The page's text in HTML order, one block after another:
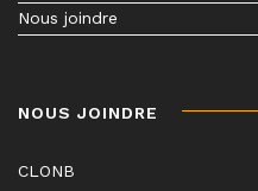
Nous joindre
NOUS JOINDRE
CLONB